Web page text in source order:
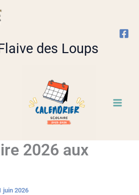
des Loups
2026 aux
juin 2026